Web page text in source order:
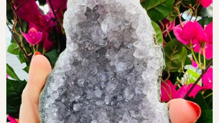
Open media 0 in modal